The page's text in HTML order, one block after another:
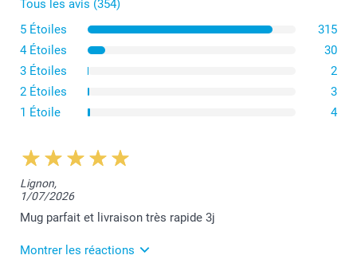
Tous les avis (354)
5 Étoiles
315
4 Étoiles
30
3 Étoiles
2
2 Étoiles
3
1 Étoile
4
Lignon,
1/07/2026
Mug parfait et livraison très rapide 3j
Montrer les réactions